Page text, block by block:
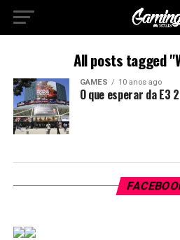
All posts tagged
GAMES 10 anos ago
O que esperar da E3